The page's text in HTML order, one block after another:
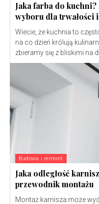
Jaka farba do
wyboru dla trwałości
Wiecie, że kuchnia to
na co dzień królują
zbieramy się z bliskimi na
Budowa i remont
Jaka odległość
przewodnik montażu
Montaż karnisza może